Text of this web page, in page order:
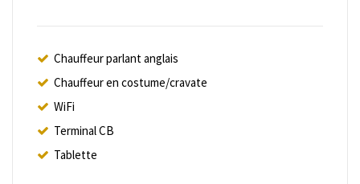
Chauffeur parlant anglais
Chauffeur en costume/cravate
WiFi
Terminal CB
Tablette